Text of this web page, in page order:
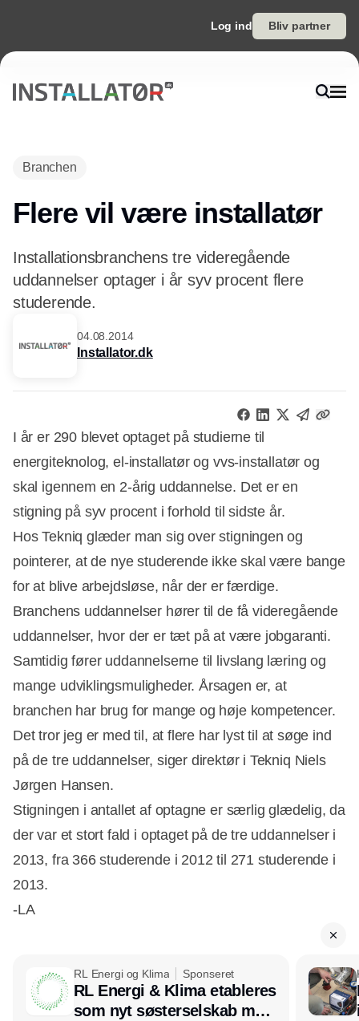
Log ind Bliv partner
Branchen
Flere vil være installatør
Installationsbranchens tre videregående
uddannelser optager i år syv procent flere
studerende.
04.08.2014
Installator.dk
I år er 290 blevet optaget på studierne til
energiteknolog, el-installatør og vvs-installatør og
skal igennem en 2-årig uddannelse. Det er en
stigning på syv procent i forhold til sidste år.
Hos Tekniq glæder man sig over stigningen og
pointerer, at de nye studerende ikke skal være bange
for at blive arbejdsløse, når der er færdige.
Annonce
Branchens uddannelser hører til de få videregående
uddannelser, hvor der er tæt på at være jobgaranti.
Samtidig fører uddannelserne til livslang læring og
mange udviklingsmuligheder. Årsagen er, at
branchen har brug for mange og høje kompetencer.
Det tror jeg er med til, at flere har lyst til at søge ind
på de tre uddannelser, siger direktør i Tekniq Niels
Jørgen Hansen.
Stigningen i antallet af optagne er særlig glædelig, da
der var et stort fald i optaget på de tre uddannelser i
2013, fra 366 studerende i 2012 til 271 studerende i
2013.
-LA
RL Energi og Klima Sponseret
RL Energi & Klima etableres
som nyt søsterselskab med